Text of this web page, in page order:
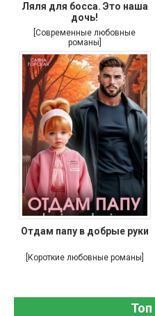
Ляля для босса. Это наша
дочь!
[Современные любовные
романы]
Отдам папу в добрые руки
[Короткие любовные романы]
Топ